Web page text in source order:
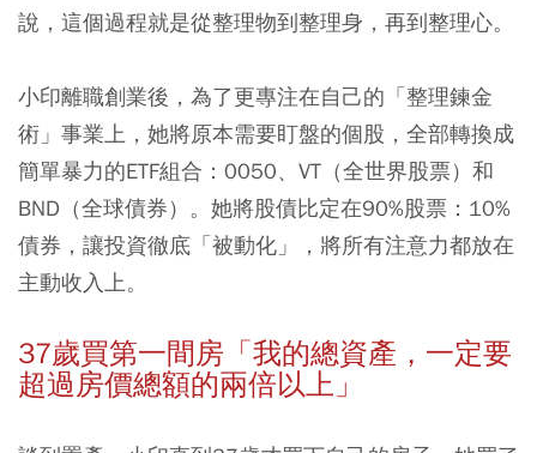
說，這個過程就是從整理物到整理身，再到整理心。
小印離職創業後，為了更專注在自己的「整理鍊金
術」事業上，她將原本需要盯盤的個股，全部轉換成
簡單暴力的ETF組合：0050、VT（全世界股票）和
BND（全球債券）。她將股債比定在90%股票：10%
債券，讓投資徹底「被動化」，將所有注意力都放在
主動收入上。
37歲買第一間房「我的總資產，一定要
超過房價總額的兩倍以上」